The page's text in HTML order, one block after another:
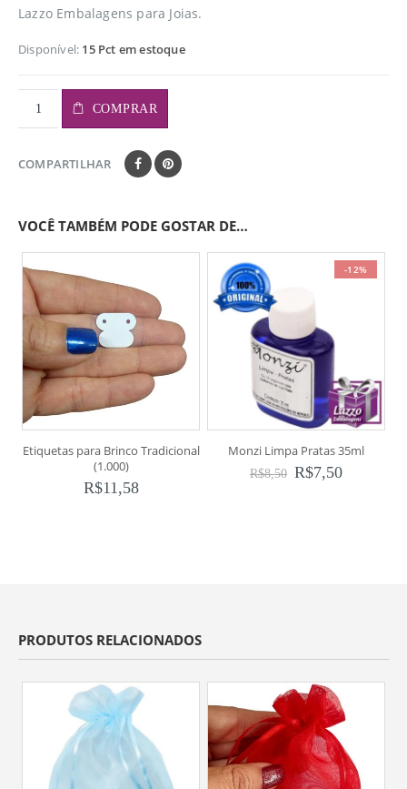
Lazzo Embalagens para Joias.
Disponível: 15 Pct em estoque
COMPRAR
COMPARTILHAR
VOCÊ TAMBÉM PODE GOSTAR DE…
Etiquetas para Brinco Tradicional
(1.000)
R$11,58
-12%
Monzi Limpa Pratas 35ml
R$8,50 R$7,50
PRODUTOS RELACIONADOS